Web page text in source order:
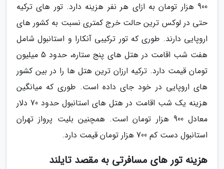
900 هزار تومان به ازای هر نفر هزینه دارد. تور های ترکیه
حتی در لوکس ترین حالت خرج کمتری نسبت به کشور های
اروپایی دارند. طوری که تور ترکیبی آنکارا و استانبول شامل
هفت شب اقامت در هتل های پنج ستاره، حدود 5 میلیون
تومان قیمت دارد. ترکیه ارزان ترین هتل ها را در بین کشور
های اروپایی در خود جای داده است. طوری که میانگین
هزینه یک شب اقامت در هتل های استانبول حدود 70 دلار
معادل 900 هزار تومان است. همچنین بلیت پرواز تهران
استانبول دست کم 700 هزار تومان قیمت دارد.
هزینه تور های مسافرتی به مقصد تایلند